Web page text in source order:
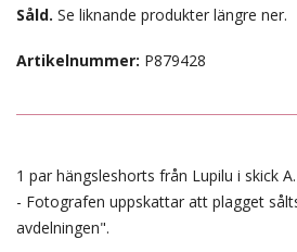
Såld. Se liknande produkter längre ner.
Artikelnummer: P879428
1 par hängsleshorts från Lupilu i skick A.
- Fotografen uppskattar att plagget
avdelningen".